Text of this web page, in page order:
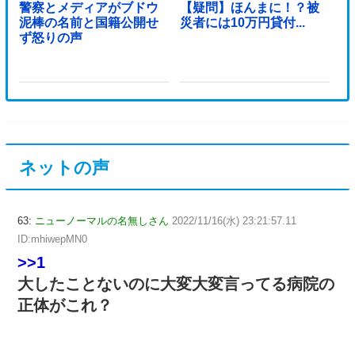
警察とメディアがブドウ
泥棒の名前と国籍公開せ
ず怒りの声
【疑問】ほんまに！？被
災者には10万円貸付...
ネットの声
63: ニューノーマルの名無しさん 2022/11/16(水) 23:21:57.11
ID:mhiwepMN0
>>1
大したことないのに大変大変言ってる病院の
正体がこれ？